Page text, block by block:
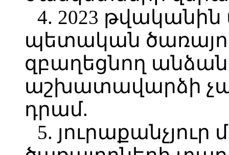
4. 2023
պետական
զբաղեցնող
աշխատավարձի
դրամ.
5.